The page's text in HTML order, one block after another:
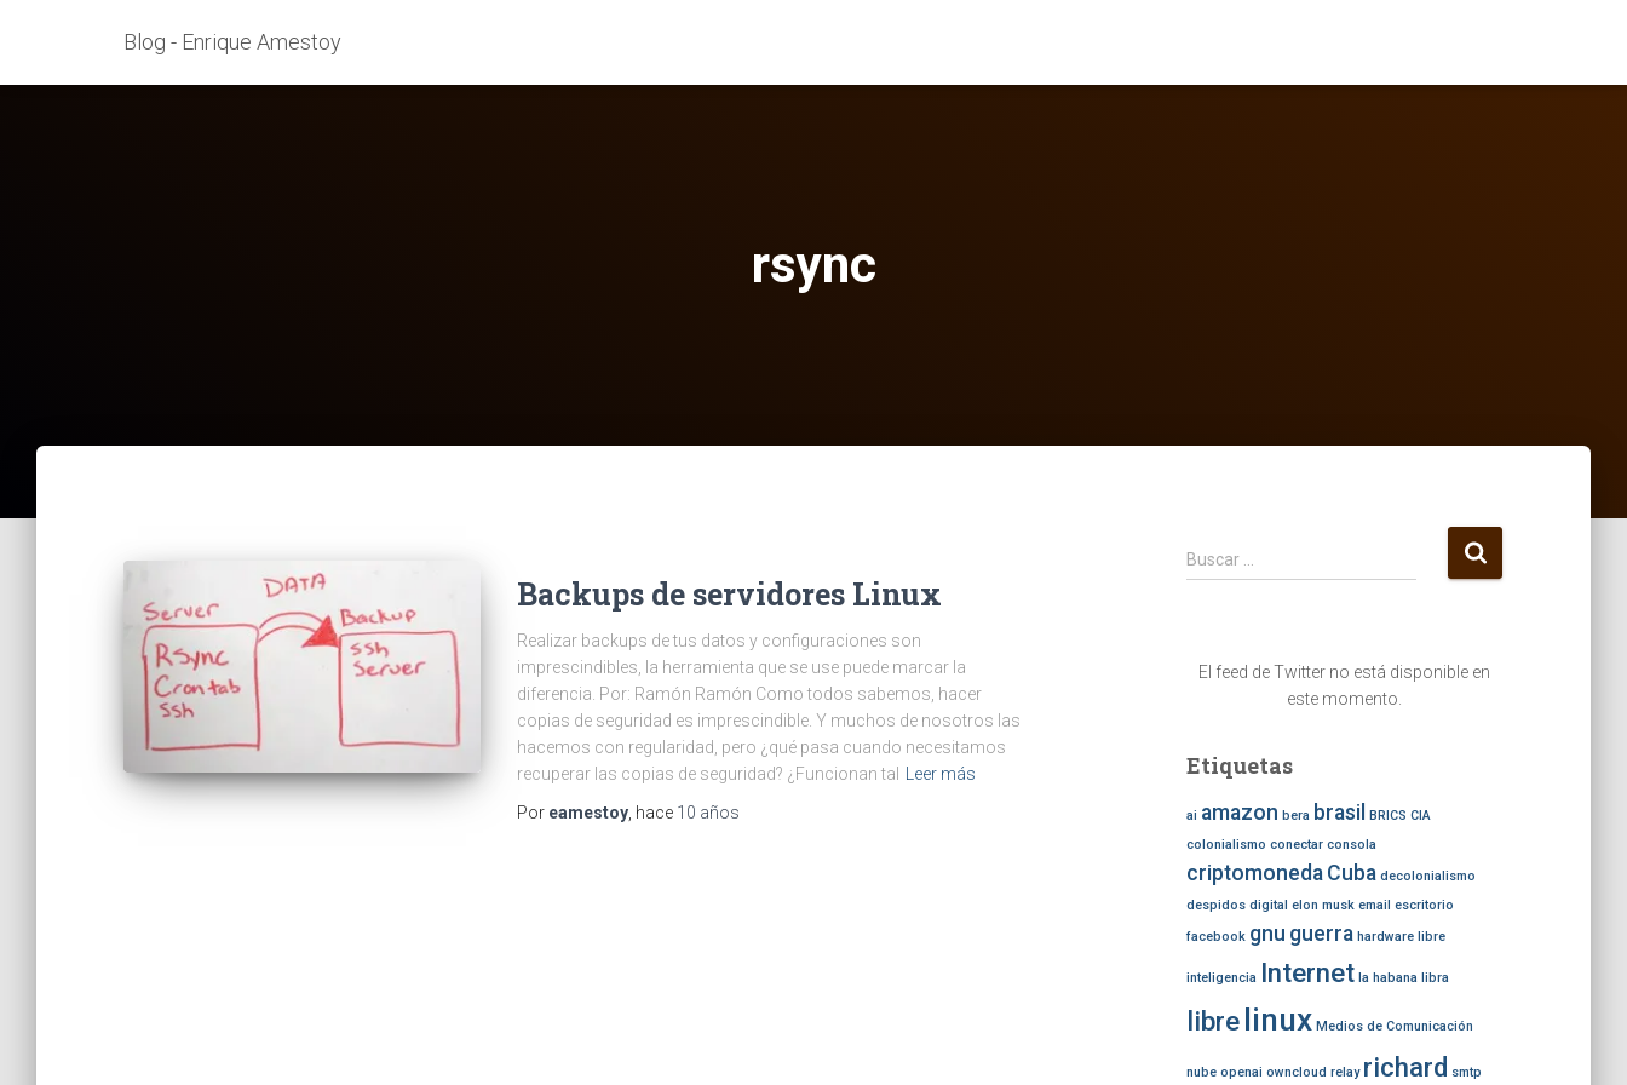
Blog - Enrique Amestoy
rsync
Backups de servidores Linux
Realizar backups de tus datos y configuraciones son
imprescindibles, la herramienta que se use puede marcar la
diferencia. Por: Ramón Ramón Como todos sabemos, hacer
copias de seguridad es imprescindible. Y muchos de nosotros las
hacemos con regularidad, pero ¿qué pasa cuando necesitamos
recuperar las copias de seguridad? ¿Funcionan tal
Leer más
Por eamestoy , hace 10 años
B
u
Buscar …
El feed de Twitter no está disponible en
este momento.
Etiquetas
ai amazon bera brasil BRICS CIA
colonialismo conectar consola
criptomoneda Cuba decolonialismo
despidos digital elon musk email escritorio
facebook gnu guerra hardware libre
inteligencia Internet la habana libra
libre linux Medios de Comunicación
nube openai owncloud relay richard smtp